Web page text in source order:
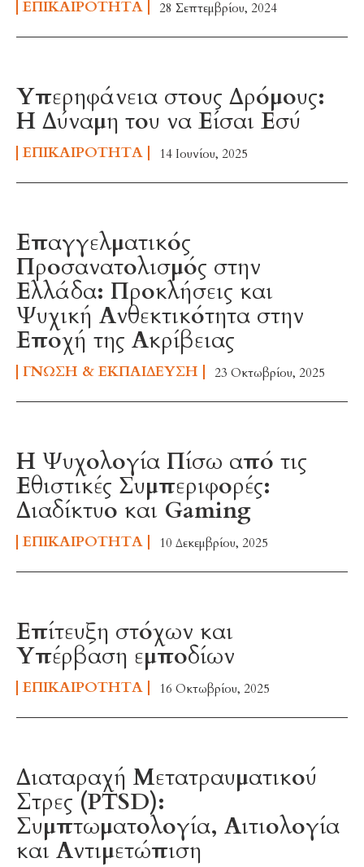
ΕΠΙΚΑΙΡΌΤΗΤΑ 28 Σεπτεμβρίου, 2024
Υπερηφάνεια στους Δρόμους:
Η Δύναμη του να Είσαι Εσύ
ΕΠΙΚΑΙΡΌΤΗΤΑ 14 Ιουνίου, 2025
Επαγγελματικός
Προσανατολισμός στην
Ελλάδα: Προκλήσεις και
Ψυχική Ανθεκτικότητα στην
Εποχή της Ακρίβειας
ΓΝΏΣΗ & ΕΚΠΑΊΔΕΥΣΗ 23 Οκτωβρίου, 2025
Η Ψυχολογία Πίσω από τις
Εθιστικές Συμπεριφορές:
Διαδίκτυο και Gaming
ΕΠΙΚΑΙΡΌΤΗΤΑ 10 Δεκεμβρίου, 2025
Επίτευξη στόχων και
Υπέρβαση εμποδίων
ΕΠΙΚΑΙΡΌΤΗΤΑ 16 Οκτωβρίου, 2025
Διαταραχή Μετατραυματικού
Στρες (PTSD):
Συμπτωματολογία, Αιτιολογία
και Αντιμετώπιση